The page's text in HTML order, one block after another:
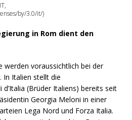
by/3.0/it/)
in Rom dient den
werden voraussichtlich bei der
In Italien stellt die
(Brüder Italiens) bereits seit
Georgia Meloni in einer
Lega Nord und Forza Italia.